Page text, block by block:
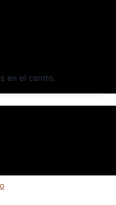
en el carrito.